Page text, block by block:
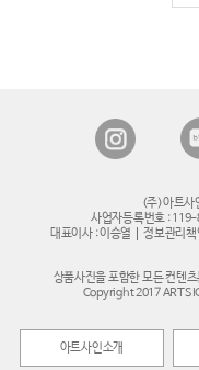
(주)아트사
사업자등록번호 :
대표이사 : 이승열
정보관리책
상품사진을 포함한 모든 컨텐
Copyright 2017
아트사인소개